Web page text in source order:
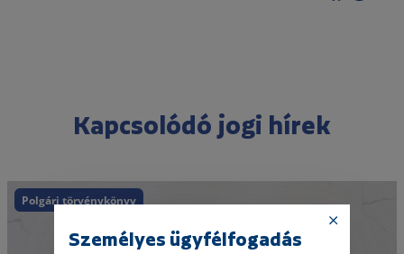
Kapcsolódó jogi hírek
Polgári törvénykönyv
Személyes ügyfélfogadás